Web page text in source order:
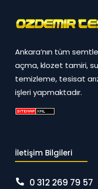
Ankara’nın tüm
açma, klozet tamiri,
temizleme, tesisat
işleri yapmaktadır.
İletişim Bilgileri
0 312 269 79 57